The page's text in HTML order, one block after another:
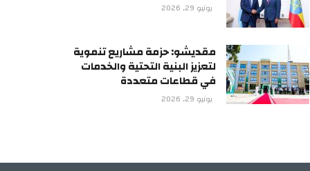
يونيو 29, 2026
مقديشو: حزمة مشاريع تنموية
لتعزيز البنية التحتية والخدمات
في قطاعات متعددة
يونيو 29, 2026